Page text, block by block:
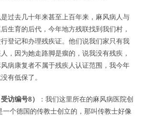
过去几十年来甚至上百年来，麻风病人与
生育的后代，今年地方残联找到我们村，
登记和办理残疾证。他们说我们家只有我
，因为她走路脚是瘸的，说我没有残疾，
病康复者不属于残疾人认证范围，我今年
有低保了。
访编号8）
：我们这里所在的麻风病医院创
个德国的传教士创立的，那叫传教士好像